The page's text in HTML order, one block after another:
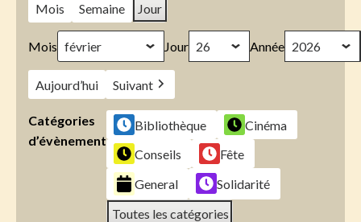
Mois Semaine Jour
Mois Jour Année
Aujourd’hui Suivant
Catégories
d’évènement
Bibliothèque
Cinéma
Conseils
Fête
General
Solidarité
Toutes les catégories